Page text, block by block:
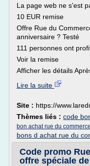
La page web ne s'est
10 EUR remise
Offre Rue du
anniversaire ? Testé
111 personnes ont
Voir la remise
Afficher les détails
Lire la suite
Site : https://
Thèmes liés : code
bon achat rue du commerce
bons d achat rue du
Code promo
offre spéciale de